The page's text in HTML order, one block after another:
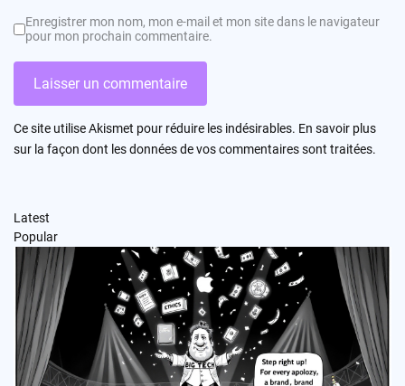
Enregistrer mon nom, mon e-mail et mon site dans le navigateur
pour mon prochain commentaire.
Ce site utilise Akismet pour réduire les indésirables. En savoir plus
sur la façon dont les données de vos commentaires sont traitées.
Latest
Popular